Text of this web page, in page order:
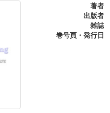
著者
出版者
雑誌
巻号頁・発行日